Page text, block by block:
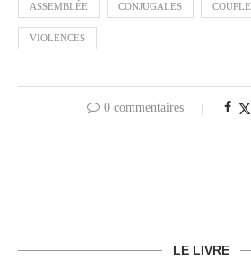
ASSEMBLÉE CONJUGALES COUPLE
VIOLENCES
0 commentaires
LE LIVRE